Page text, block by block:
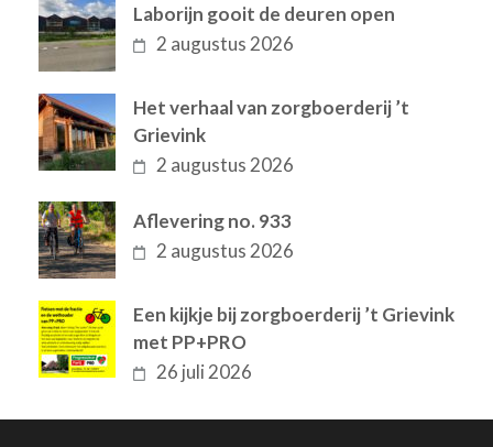
Laborijn gooit de deuren open
2 augustus 2026
Het verhaal van zorgboerderij ’t
Grievink
2 augustus 2026
Aflevering no. 933
2 augustus 2026
Een kijkje bij zorgboerderij ’t Grievink
met PP+PRO
26 juli 2026